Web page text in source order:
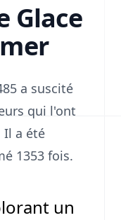
Glace
a suscité
qui l'ont
Il a été
1353 fois.
un